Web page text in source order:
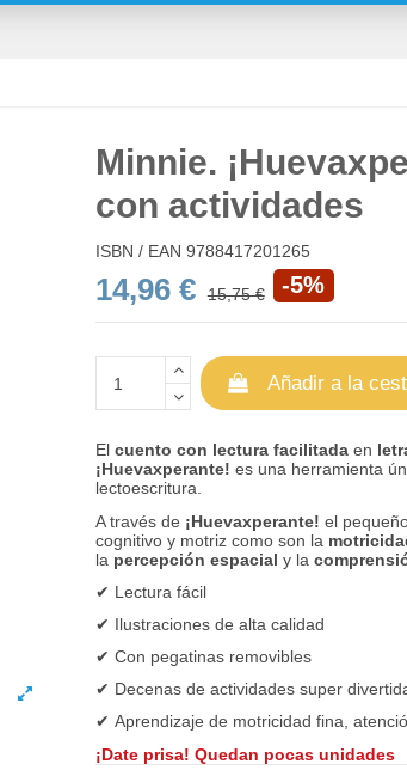
Minnie.
con actividades
ISBN / EAN 9788417201265
14,96 € 15,75 € -5%
Añadir a la
El cuento con lectura facilitadaen
¡Huevaxperante! es una herramienta
lectoescritura.
A través de ¡Huevaxperante! el
cognitivo y motriz como son la
la percepción espacial y la
✔ Lectura fácil
✔ Ilustraciones de alta calidad
✔ Con pegatinas removibles
✔ Decenas de actividades super
✔ Aprendizaje de motricidad fina,
¡Date prisa! Quedan pocas unidades